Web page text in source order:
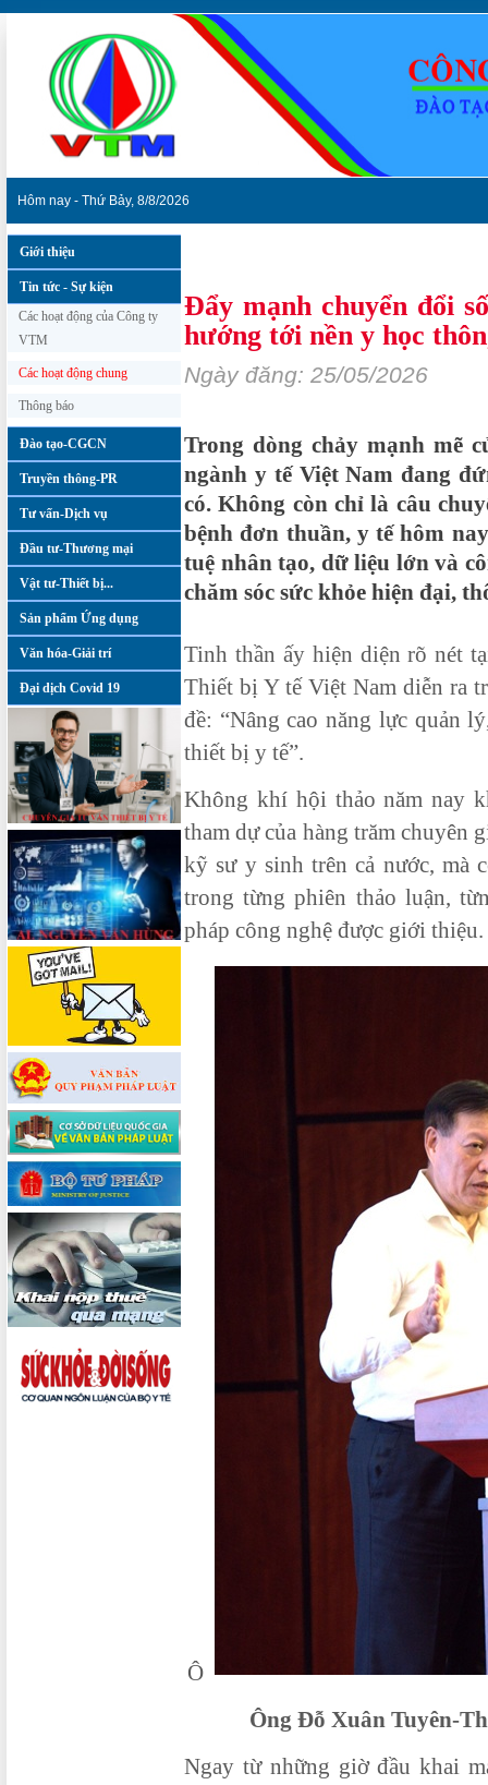
Hôm nay - Thứ Bảy, 8/8/2026
Giới thiệu
Tin tức - Sự kiện
Các hoạt động của Công ty
VTM
Các hoạt động chung
Thông báo
Đào tạo-CGCN
Truyền thông-PR
Tư vấn-Dịch vụ
Đầu tư-Thương mại
Vật tư-Thiết bị...
Sản phẩm Ứng dụng
Văn hóa-Giải trí
Đại dịch Covid 19
Đẩy mạnh chuyển đổi
hướng tới nền y học
Ngày đăng: 25/05/2026
Trong dòng chảy mạnh mẽ
ngành y tế Việt Nam đang
có. Không còn chỉ là câu
bệnh đơn thuần, y tế hôm
tuệ nhân tạo, dữ liệu lớn và
chăm sóc sức khỏe hiện đại,
Tinh thần ấy hiện diện rõ nét
Thiết bị Y tế Việt Nam diễn ra
đề: “Nâng cao năng lực quản
thiết bị y tế”.
Không khí hội thảo năm nay
tham dự của hàng trăm chuyên
kỹ sư y sinh trên cả nước, mà
trong từng phiên thảo luận,
pháp công nghệ được giới thiệu.
Ô
Ông Đỗ Xuân Tuyên-
Ngay từ những giờ đầu khai